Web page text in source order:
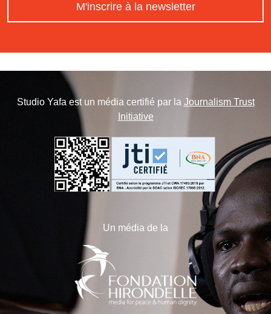
M'inscrire à la newsletter
Studio Yafa est un média certifié par la Journalism Trust
Initiative
Un média de la